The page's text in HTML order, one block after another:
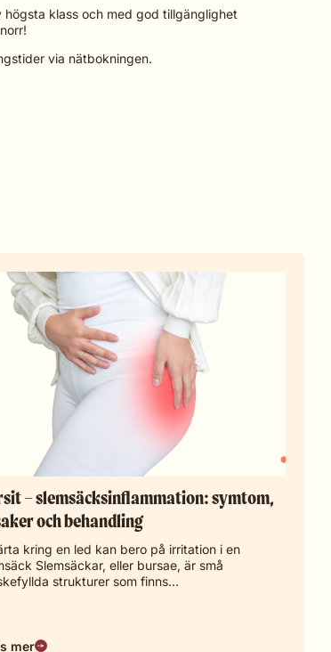
klass och med god tillgänglighet
via nätbokningen.
– slemsäcksinflammation: symtom,
och behandling
kring en led kan bero på irritation i en
Slemsäckar, eller bursae, är små
strukturer som finns…
mer